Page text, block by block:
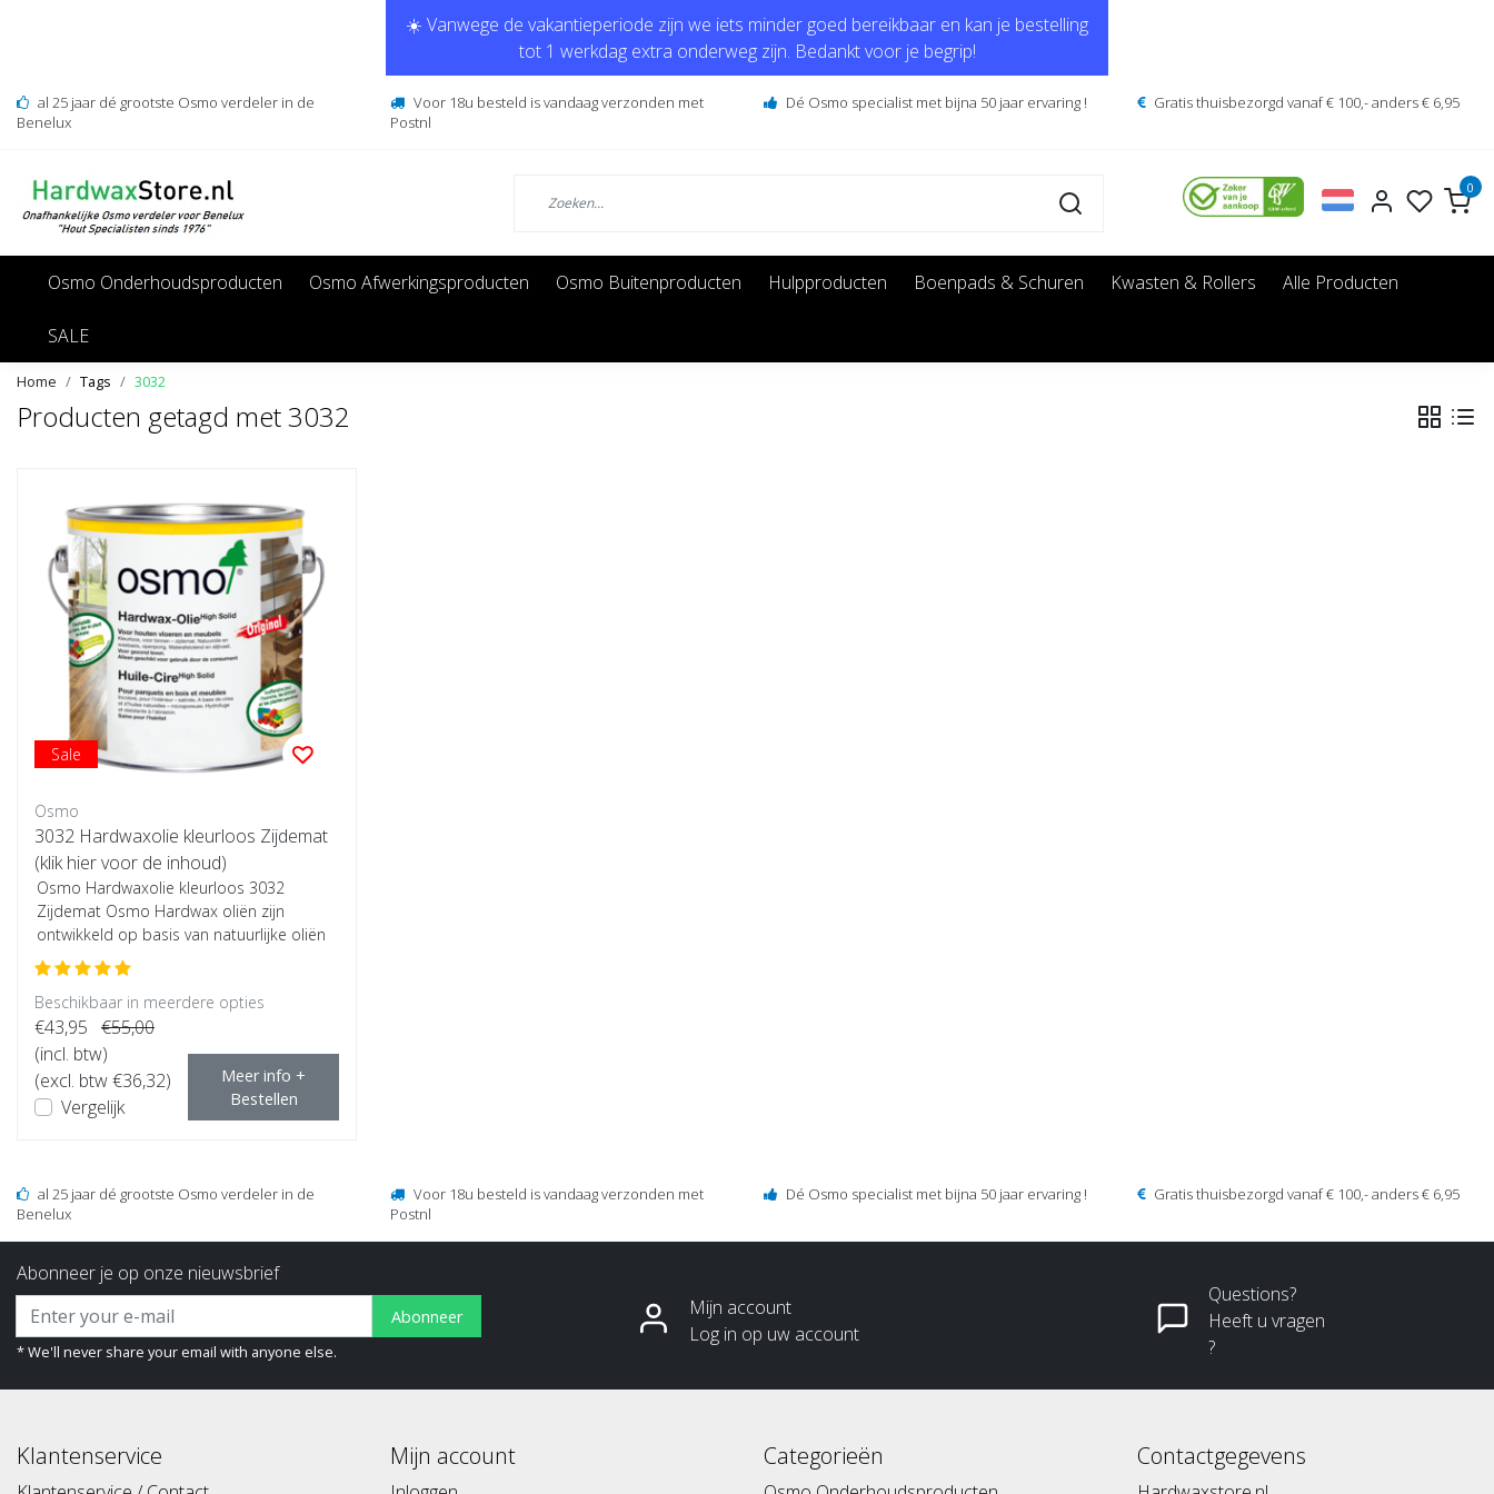
☀️ Vanwege de vakantieperiode zijn we iets minder goed bereikbaar en kan je bestelling
tot 1 werkdag extra onderweg zijn. Bedankt voor je begrip!
al 25 jaar dé grootste Osmo verdeler in de
Benelux
Voor 18u besteld is vandaag verzonden met
Postnl
Dé Osmo specialist met bijna 50 jaar ervaring ! Gratis thuisbezorgd vanaf € 100,- anders € 6,95
0
Osmo Onderhoudsproducten Osmo Afwerkingsproducten Osmo Buitenproducten Hulpproducten Boenpads & Schuren Kwasten & Rollers Alle Producten
SALE
Home Tags 3032
Producten getagd met 3032
Sale
Osmo
3032 Hardwaxolie kleurloos Zijdemat
(klik hier voor de inhoud)
Osmo Hardwaxolie kleurloos 3032
Zijdemat Osmo Hardwax oliën zijn
ontwikkeld op basis van natuurlijke oliën
en wassen om ...
Beschikbaar in meerdere opties
€43,95 €55,00
(incl. btw)
(excl. btw €36,32)
Vergelijk
Meer info +
Bestellen
al 25 jaar dé grootste Osmo verdeler in de
Benelux
Voor 18u besteld is vandaag verzonden met
Postnl
Dé Osmo specialist met bijna 50 jaar ervaring ! Gratis thuisbezorgd vanaf € 100,- anders € 6,95
Abonneer je op onze nieuwsbrief
Abonneer
* We'll never share your email with anyone else.
Mijn account
Log in op uw account
Questions?
Heeft u vragen
?
Klantenservice Mijn account Categorieën Contactgegevens